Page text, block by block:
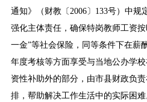
通知》（财教〔2006〕133号）中规
强化主体责任，确保特岗教师工资
一金”等社会保险，同等条件下在薪
年度考核等方面享受与当地公办学
资性补助外的部分，由市县财政负
排，帮助解决工作生活中的实际困